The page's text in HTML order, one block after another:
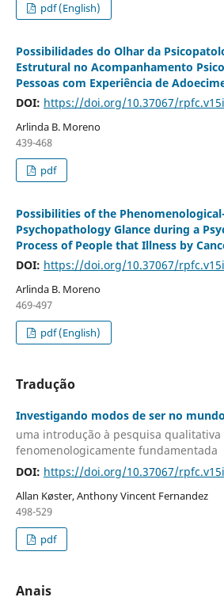
pdf (English)
Possibilidades do Olhar da
Estrutural no Acompanhamento
Pessoas com Experiência de
DOI: https://doi.org/10.37067/
Arlinda B. Moreno
439-468
pdf
Possibilities of the
Psychopathology Glance during a
Process of People that Illness by
DOI: https://doi.org/10.37067/
Arlinda B. Moreno
469-497
pdf (English)
Tradução
Investigando modos de ser no mundo
uma introdução à pesquisa qualitativa
fenomenologicamente fundamentada
DOI: https://doi.org/10.37067/
Allan Køster, Anthony Vincent Fernandez
498-529
pdf
Anais